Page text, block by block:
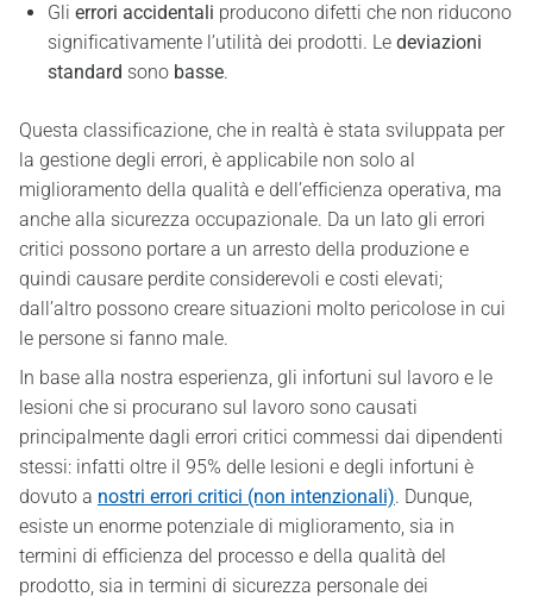
Gli errori accidentali producono difetti che non riducono
significativamente l’utilità dei prodotti. Le deviazioni
standard sono basse.
Questa classificazione, che in realtà è stata sviluppata per
la gestione degli errori, è applicabile non solo al
miglioramento della qualità e dell’efficienza operativa, ma
anche alla sicurezza occupazionale. Da un lato gli errori
critici possono portare a un arresto della produzione e
quindi causare perdite considerevoli e costi elevati;
dall’altro possono creare situazioni molto pericolose in cui
le persone si fanno male.
In base alla nostra esperienza, gli infortuni sul lavoro e le
lesioni che si procurano sul lavoro sono causati
principalmente dagli errori critici commessi dai dipendenti
stessi: infatti oltre il 95% delle lesioni e degli infortuni è
dovuto a nostri errori critici (non intenzionali). Dunque,
esiste un enorme potenziale di miglioramento, sia in
termini di efficienza del processo e della qualità del
prodotto, sia in termini di sicurezza personale dei